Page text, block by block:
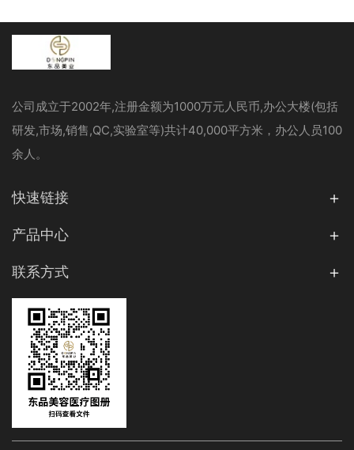
公司成立于2002年,注册金额为1000万元人民币,办公大楼(包括
研发,市场,销售,QC,实验室等)共计40,000平方米，办公人员100
余人。
快速链接
产品中心
联系方式